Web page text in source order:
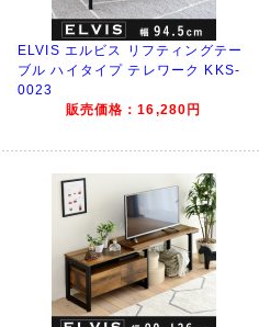
ELVIS エルビス リフティングテー
ブル ハイタイプ テレワーク KKS-
0023
販売価格：16,280円